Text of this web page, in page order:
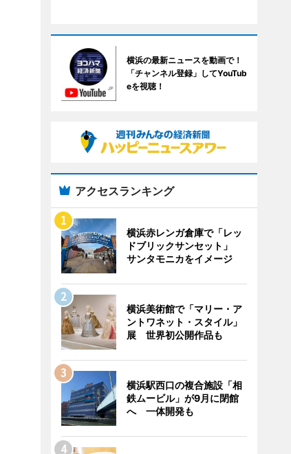
横浜の最新ニュースを動画で！
「チャンネル登録」してYouTub
eを視聴！
アクセスランキング
横浜赤レンガ倉庫で「レッ
ドブリックサンセット」
サンタモニカをイメージ
横浜美術館で「マリー・ア
ントワネット・スタイル」
展 世界初公開作品も
横浜駅西口の複合施設「相
鉄ムービル」が9月に閉館
へ 一体開発も